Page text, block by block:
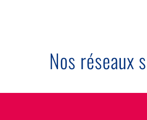
Nos réseaux